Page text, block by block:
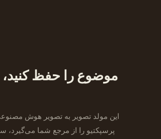
موضوع را حفظ کنید،
این مولد تصویر به تصویر هوش
پرسپکتیو را از مرجع شما می‌گیرد،